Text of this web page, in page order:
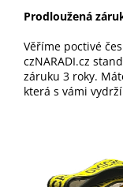
Prodloužená
Věříme poctivé
czNARADI.cz
záruku 3 roky.
která s vámi